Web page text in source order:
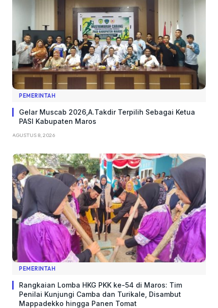
PEMERINTAH
Gelar Muscab 2026,A.Takdir Terpilih Sebagai Ketua
PASI Kabupaten Maros
AGUSTUS 8, 2026
PEMERINTAH
Rangkaian Lomba HKG PKK ke-54 di Maros: Tim
Penilai Kunjungi Camba dan Turikale, Disambut
Mappadekko hingga Panen Tomat